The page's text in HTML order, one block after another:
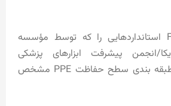
در سال 2004، FDA استانداردهایی را که توسط مؤسسه
انجمن پیشرفت ابزارهای پزشکی
(ANSI/AAMI) برای طبقه بندی سطح حفاظت PPE مشخص